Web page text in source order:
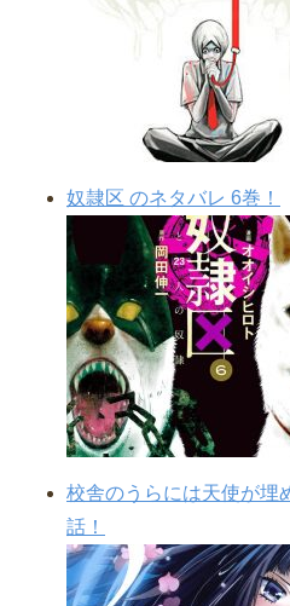
奴隷区 のネタバレ 6巻！
校舎のうらには天使が埋
話！